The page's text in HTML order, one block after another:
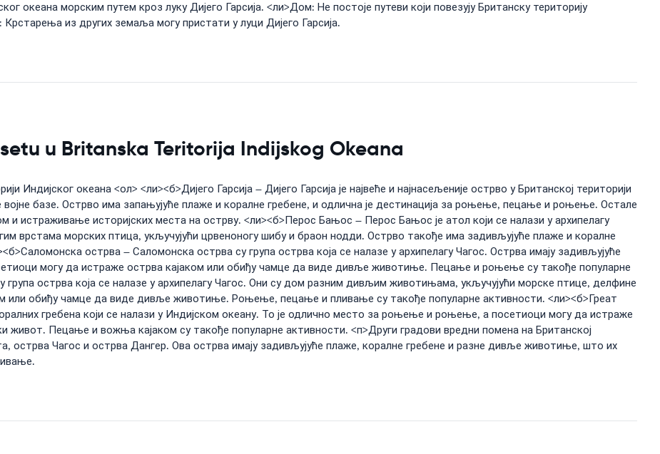
океана морским путем кроз луку Дијего Гарсија. <ли>Дом: Не постоје путеви који повезују Британску територију
из других земаља могу пристати у луци Дијего Гарсија.
u Britanska Teritorija Indijskog Okeana
Индијског океана <ол> <ли><б>Дијего Гарсија – Дијего Гарсија је највеће и најнасељеније острво у Британској територији
војне базе. Острво има запањујуће плаже и коралне гребене, и одлична је дестинација за роњење, пецање и роњење. Остале
истраживање историјских места на острву. <ли><б>Перос Бањос – Перос Бањос је атол који се налази у архипелагу
врстама морских птица, укључујући црвеноногу шибу и браон нодди. Острво такође има задивљујуће плаже и коралне
острва – Саломонска острва су група острва која се налазе у архипелагу Чагос. Острва имају задивљујуће
могу да истраже острва кајаком или обиђу чамце да виде дивље животиње. Пецање и роњење су такође популарне
острва која се налазе у архипелагу Чагос. Они су дом разним дивљим животињама, укључујући морске птице, делфине
или обиђу чамце да виде дивље животиње. Роњење, пецање и пливање су такође популарне активности. <ли><б>Греат
гребена који се налази у Индијском океану. То је одлично место за роњење и роњење, а посетиоци могу да истраже
живот. Пецање и вожња кајаком су такође популарне активности. <п>Други градови вредни помена на Британској
острва Чагос и острва Дангер. Ова острва имају задивљујуће плаже, коралне гребене и разне дивље животиње, што их